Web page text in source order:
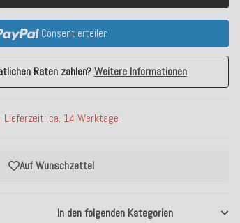
In den folgenden Kategorien
Auf Wunschzettel
Consent erteilen
Raten zahlen?Weitere Informationen
Lieferzeit: ca. 14 Werktage